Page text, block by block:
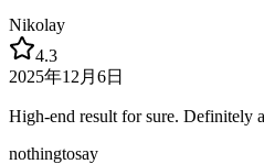
Nikolay
4.3
2025年12月6日
High-end result for sure. Definitely
nothingtosay